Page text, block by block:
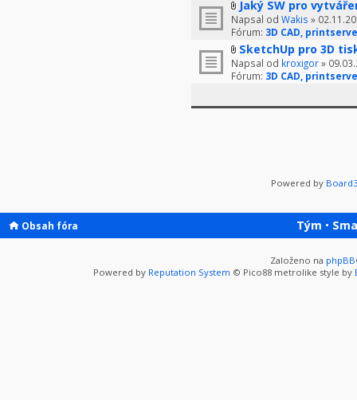
Jaký SW pro
Napsal od Wakis »
Fórum: 3D CAD,
SketchUp pro 3D
Napsal od kroxigor»
Fórum: 3D CAD,
Powered by
Obsah fóra Tým •
Založeno na phpBB
Powered by Reputation System © Pico88 metrolike style by